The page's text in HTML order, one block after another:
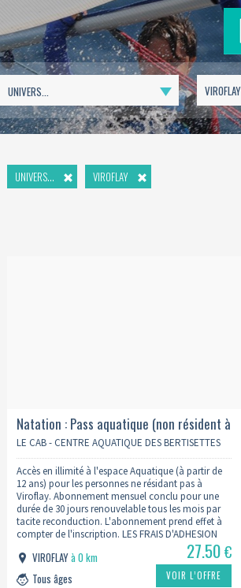
UNIVERS... VIROFLAY
Natation : Pass aquatique (non résident à
viroflay)
LE CAB - CENTRE AQUATIQUE DES BERTISETTES
Accès en illimité à l'espace Aquatique (à partir de
12 ans) pour les personnes ne résidant pas à
Viroflay. Abonnement mensuel conclu pour une
durée de 30 jours renouvelable tous les mois par
tacite reconduction. L'abonnement prend effet à
compter de l'inscription. LES FRAIS D'ADHESION
SONT OBLIGATOIRES LORS DE LA SOUSCRIPTION
A UN PASS. Ils…
VIROFLAYà 0 km
Tous âges
27.50€
VOIR L’OFFRE